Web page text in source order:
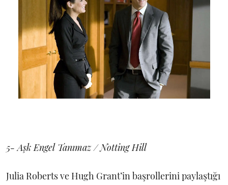
5- Aşk Engel Tanımaz / Notting Hill
Julia Roberts ve Hugh Grant’in başrollerini paylaştığı